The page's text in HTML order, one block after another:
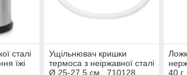
сталі
їжі
Ущільнювач кришки
термоса з неіржавної сталі
Ø 25-27,5 см., 710128,
40 г